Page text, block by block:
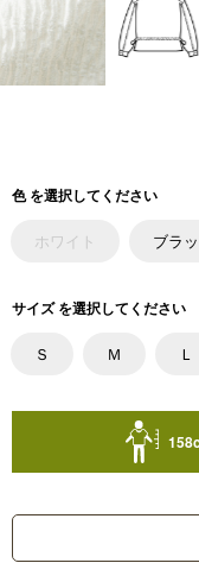
色 を選択してください
ホワイト ブラ
サイズ を選択してください
Ｓ Ｍ Ｌ